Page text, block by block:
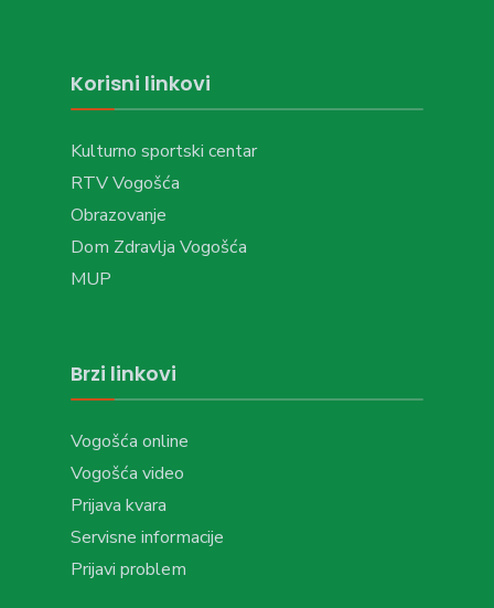
Korisni linkovi
Kulturno sportski centar
RTV Vogošća
Obrazovanje
Dom Zdravlja Vogošća
MUP
Brzi linkovi
Vogošća online
Vogošća video
Prijava kvara
Servisne informacije
Prijavi problem